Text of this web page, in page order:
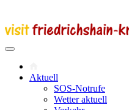
Aktuell
SOS-Notrufe
Wetter aktuell